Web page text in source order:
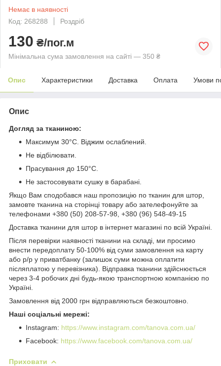
Немає в наявності
Код: 268288
Роздріб
130 ₴/пог.м
Мінімальна сума замовлення на сайті — 350 ₴
Опис Характеристики Доставка Оплата Умови
Опис
Догляд за тканиною:
Максимум 30°C. Віджим ослаблений.
Не відбілювати.
Прасування до 150°C.
Не застосовувати сушку в барабані.
Якщо Вам сподобався наш пропозицію по тканин для штор,
замовте тканина на сторінці товару або зателефонуйте за
телефонами +380 (50) 208-57-98, +380 (96) 548-49-15
Доставка тканини для штор в інтернет магазині по всій Україні.
Після перевірки наявності тканини на складі, ми просимо
внести передоплату 50-100% від суми замовлення на карту
або р/р у приватбанку (залишок суми можна оплатити
післяплатою у перевізника). Відправка тканини здійснюється
через 3-4 робочих дні будь-якою транспортною компанією по
Україні.
Замовлення від 2000 грн відправляються безкоштовно.
Наші соціальні мережі:
Instagram: https://www.instagram.com/tanova.com.ua/
Facebook: https://www.facebook.com/tanova.com.ua/
Приховати